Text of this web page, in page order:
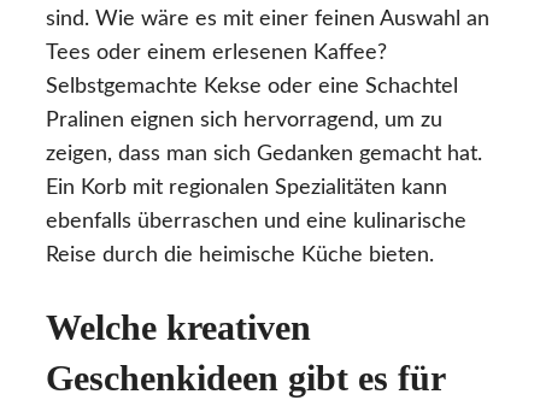
sind. Wie wäre es mit einer feinen Auswahl an
Tees oder einem erlesenen Kaffee?
Selbstgemachte Kekse oder eine Schachtel
Pralinen eignen sich hervorragend, um zu
zeigen, dass man sich Gedanken gemacht hat.
Ein Korb mit regionalen Spezialitäten kann
ebenfalls überraschen und eine kulinarische
Reise durch die heimische Küche bieten.
Welche kreativen
Geschenkideen gibt es für